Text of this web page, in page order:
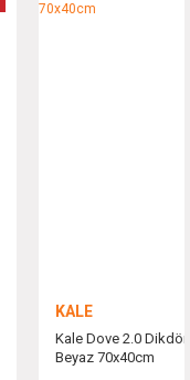
KALE
Kale Dove 2.0
Beyaz 70x40cm